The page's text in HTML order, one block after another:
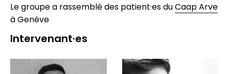
Le groupe a rassemblé des patient·es duCaap Arve
à Genève
Intervenant·es